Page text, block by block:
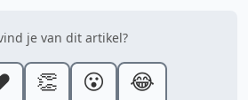
je van dit artikel?
👏 😮 😂